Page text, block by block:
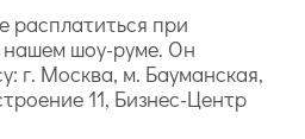
расплатиться при
нашем шоу-руме. Он
г. Москва, м. Бауманская,
11, Бизнес-Центр